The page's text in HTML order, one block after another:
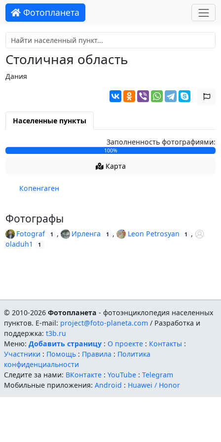
Фотопланета
Столичная область
Дания
Населенные пункты
Заполненность фотографиями:
100%
Карта
Копенгаген
Фотографы
Fotograf 1 , Ирленга 1 , Leon Petrosyan 1
,
oladuh1
1
© 2010-2026Фотопланета - фотоэнциклопедия населенных
пунктов. E-mail: project@foto-planeta.com / Разработка и
поддержка:t3b.ru
Меню:Добавить страницу : О проекте : Контакты :
Участники : Помощь : Правила : Политика
конфиденциальности
Следите за нами: ВКонтакте :YouTube :Telegram
Мобильные приложения:Android : Huawei / Honor